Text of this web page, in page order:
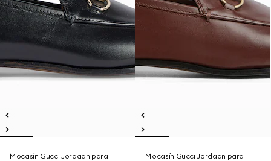
Mocasín Gucci Jordaan para
Mocasín Gucci Jordaan para